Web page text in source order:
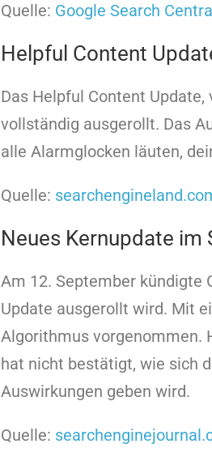
Quelle: Google Search
Helpful Content
Das Helpful Content
vollständig ausgerollt. Das
alle Alarmglocken läuten,
Quelle:
Neues Kernupdate
Am 12. September kündigte
Update ausgerollt wird. Mit
Algorithmus vorgenommen.
hat nicht bestätigt, wie sich
Auswirkungen geben wird.
Quelle: